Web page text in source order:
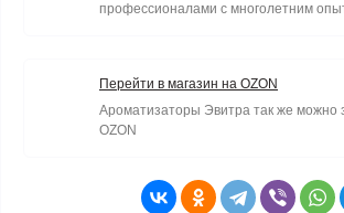
профессионалами с многолетним
Перейти в магазин на OZON
Ароматизаторы Эвитра так же можно
OZON